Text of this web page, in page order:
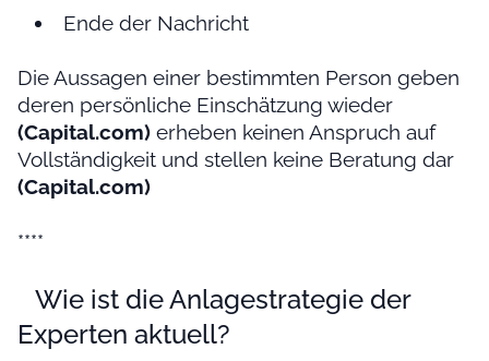
Ende der Nachricht
Die Aussagen einer bestimmten Person geben
deren persönliche Einschätzung wieder
(Capital.com) erheben keinen Anspruch auf
Vollständigkeit und stellen keine Beratung dar
(Capital.com)
****
Wie ist die Anlagestrategie der
Experten aktuell?